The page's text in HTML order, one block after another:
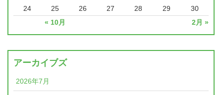
« 10月 2月 »
24
25 26 27 28 29 30
アーカイブズ
2026年7月